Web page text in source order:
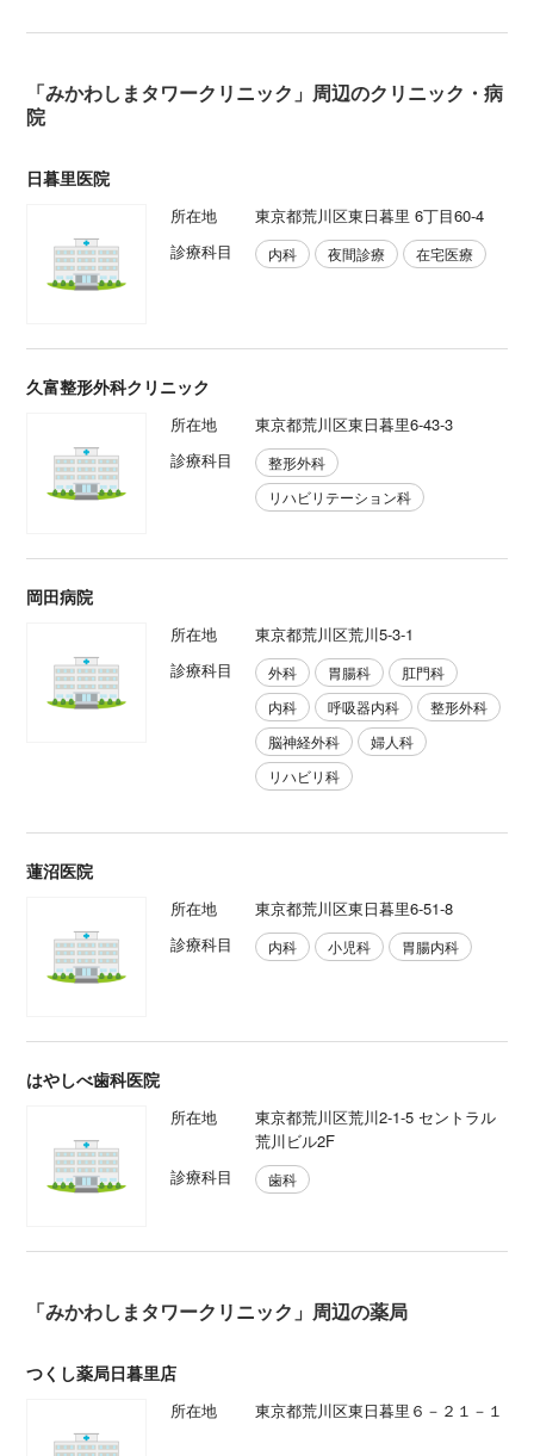
「みかわしまタワークリニック」周辺のクリニック・病
院
日暮里医院
所在地
東京都荒川区東日暮里 6丁目60-4
診療科目
内科 夜間診療 在宅医療
久富整形外科クリニック
所在地
東京都荒川区東日暮里6-43-3
診療科目
整形外科
リハビリテーション科
岡田病院
所在地
東京都荒川区荒川5-3-1
診療科目
外科 胃腸科
肛門科
内科
呼吸器内科
整形外科
脳神経外科
婦人科
リハビリ科
蓮沼医院
所在地
東京都荒川区東日暮里6-51-8
診療科目
内科 小児科 胃腸内科
はやしべ歯科医院
所在地
東京都荒川区荒川2-1-5 セントラル
荒川ビル2F
診療科目
歯科
「みかわしまタワークリニック」周辺の薬局
つくし薬局日暮里店
所在地 東京都荒川区東日暮里６－２１－１